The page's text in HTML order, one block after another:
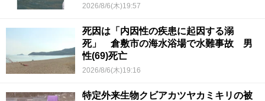
2026/8/6(木)19:57
死因は「内因性の疾患に起因する溺
死」 倉敷市の海水浴場で水難事故 男
性(69)死亡
2026/8/6(木)19:16
特定外来生物クビアカツヤカミキリの被